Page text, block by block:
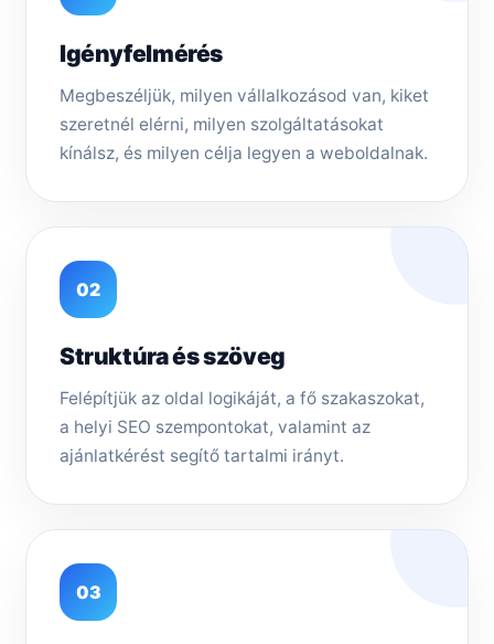
Igényfelmérés
Megbeszéljük, milyen vállalkozásod van, kiket
szeretnél elérni, milyen szolgáltatásokat
kínálsz, és milyen célja legyen a weboldalnak.
02
Struktúra és szöveg
Felépítjük az oldal logikáját, a fő szakaszokat,
a helyi SEO szempontokat, valamint az
ajánlatkérést segítő tartalmi irányt.
03